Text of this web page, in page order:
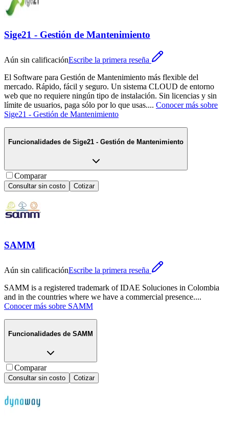
Sige21 - Gestión de Mantenimiento
Aún sin calificaciónEscribe la primera reseña
El Software para Gestión de Mantenimiento más flexible del
mercado. Rápido, fácil y seguro. Un sistema CLOUD de entorno
web que no requiere ningún tipo de instalación. Sin licencias y sin
límite de usuarios, paga sólo por lo que usas.... Conocer más sobre
Sige21 - Gestión de Mantenimiento
Funcionalidades de Sige21 - Gestión de Mantenimiento
Comparar
Consultar sin costo Cotizar
SAMM
Aún sin calificaciónEscribe la primera reseña
SAMM is a registered trademark of IDAE Soluciones in Colombia
and in the countries where we have a commercial presence....
Conocer más sobre SAMM
Funcionalidades de SAMM
Comparar
Consultar sin costo Cotizar